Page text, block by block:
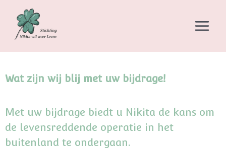
Wat zijn wij blij met uw bijdrage!
Met uw bijdrage biedt u Nikita de kans om
de levensreddende operatie in het
buitenland te ondergaan.